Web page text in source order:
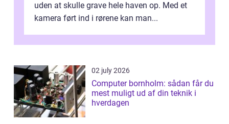
uden at skulle grave hele haven op. Med et
kamera ført ind i rørene kan man...
02 july 2026
Computer bornholm: sådan får du
mest muligt ud af din teknik i
hverdagen